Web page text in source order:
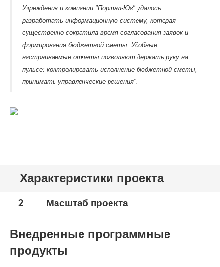
Учреждения и компании "Портал-Юг" удалось
разработать информационную систему, которая
существенно сократила время согласования заявок и
формирования бюджетной сметы. Удобные
настраиваемые отчеты позволяют держать руку на
пульсе: контролировать исполнение бюджетной сметы,
принимать управленческие решения".
Характеристики проекта
2 Масштаб проекта
Внедренные программные
продукты